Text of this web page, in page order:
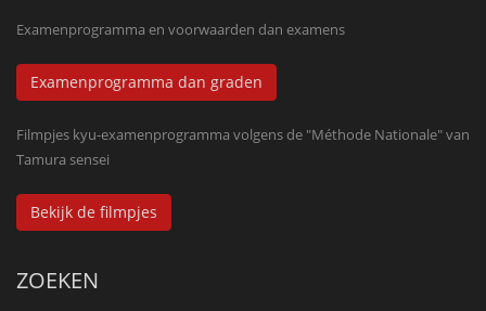
Examenprogramma en voorwaarden dan examens
Examenprogramma dan graden
Filmpjes kyu-examenprogramma volgens de "Méthode Nationale" van
Tamura sensei
Bekijk de filmpjes
ZOEKEN